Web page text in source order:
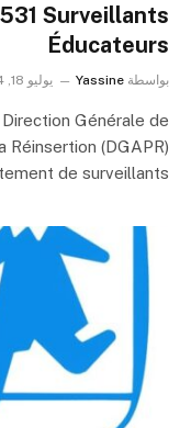
Surveillants
Éducateurs
بواسطة Yassine يوليو 18, 2024
Générale de
Réinsertion (DGAPR)
de surveillants…